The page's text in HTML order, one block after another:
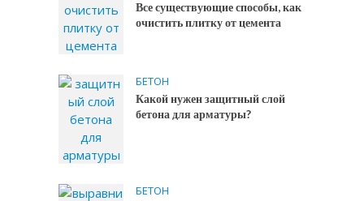
Все существующие способы, как
очистить плитку от цемента
БЕТОН
Какой нужен защитный слой
бетона для арматуры?
БЕТОН